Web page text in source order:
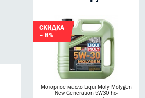
СКИДКА
– 8%
Моторное масло Liqui Moly Molygen
New Generation 5W30 hc-